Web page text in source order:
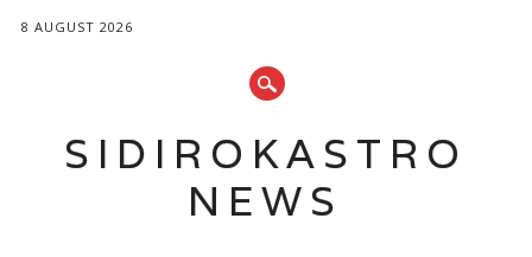
8 AUGUST 2026
SIDIROKASTRO
NEWS